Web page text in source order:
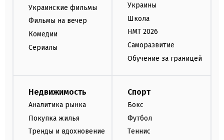
Украинские фильмы
Фильмы на вечер
Комедии
Сериалы
Украины
Школа
НМТ 2026
Саморазвитие
Обучение за границей
Недвижимость
Аналитика рынка
Покупка жилья
Тренды и вдохновение
Спорт
Бокс
Футбол
Теннис